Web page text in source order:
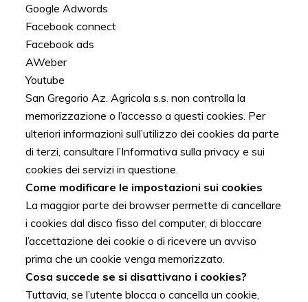
Google Adwords
Facebook connect
Facebook ads
AWeber
Youtube
San Gregorio Az. Agricola s.s. non controlla la
memorizzazione o l’accesso a questi cookies. Per
ulteriori informazioni sull’utilizzo dei cookies da parte
di terzi, consultare l’Informativa sulla privacy e sui
cookies dei servizi in questione.
Come modificare le impostazioni sui cookies
La maggior parte dei browser permette di cancellare
i cookies dal disco fisso del computer, di bloccare
l’accettazione dei cookie o di ricevere un avviso
prima che un cookie venga memorizzato.
Cosa succede se si disattivano i cookies?
Tuttavia, se l’utente blocca o cancella un cookie,